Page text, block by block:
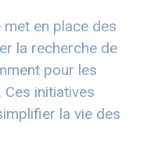
en place des
la recherche de
pour les
initiatives
la vie des